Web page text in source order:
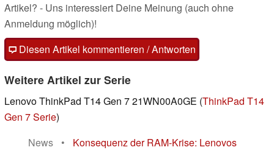
Artikel? - Uns interessiert Deine Meinung (auch ohne
Anmeldung möglich)!
Diesen Artikel kommentieren / Antworten
Weitere Artikel zur Serie
Lenovo ThinkPad T14 Gen 7 21WN00A0GE (ThinkPad T14
Gen 7 Serie)
News
•
Konsequenz der RAM-Krise: Lenovos